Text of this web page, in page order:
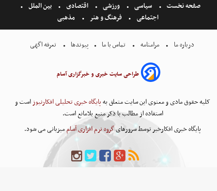
صفحه نخست سیاسی ورزشی اقتصادی
بین الملل
اجتماعی
فرهنگ و هنر مذهبی
درباره ما مرامنامه تماس با ما پیوندها تعرفه اگهی
طراحی سایت خبری و خبرگزاری آسام
کلیه حقوق مادی و معنوی این سایت متعلق بهپایگاه خبری تحلیلی افکارنیوزاست و
استفاده از مطالب با ذکر منبع بلامانع است.
پایگاه خبری افکارخبر توسط سرورهایگروه نرم افزاری آساممیزبانی می شود.